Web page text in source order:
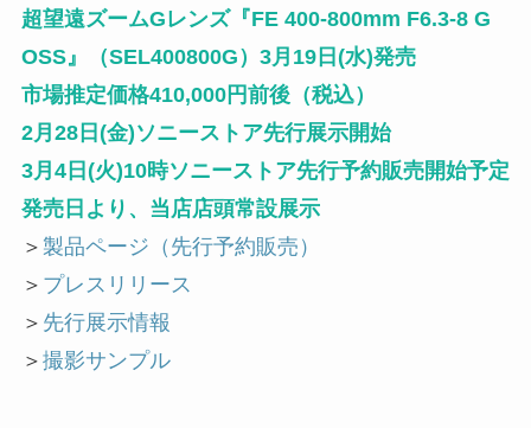
超望遠ズームGレンズ『FE 400-800mm F6.3-8 G
OSS』（SEL400800G）3月19日(水)発売
市場推定価格410,000円前後（税込）
2月28日(金)ソニーストア先行展示開始
3月4日(火)10時ソニーストア先行予約販売開始予定
発売日より、当店店頭常設展示
＞ 製品ページ（先行予約販売）
＞ プレスリリース
＞ 先行展示情報
＞ 撮影サンプル